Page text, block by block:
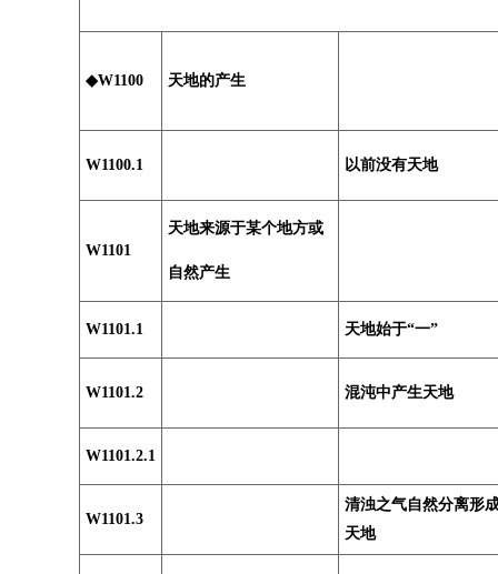
◆W1100 天地的产生
W1100.1 以前没有天地
W1101
天地来源于某个地方或
自然产生
W1101.1 天地始于“一”
W1101.2 混沌中产生天地
W1101.2.1
W1101.3
清浊之气自然分离形
天地